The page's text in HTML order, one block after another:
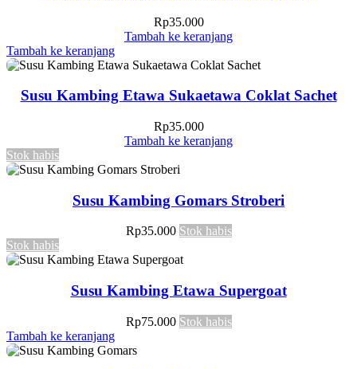
Rp35.000
Tambah ke keranjang
Tambah ke keranjang
Susu Kambing Etawa Sukaetawa Coklat Sachet
Rp35.000
Tambah ke keranjang
Stok habis
Susu Kambing Gomars Stroberi
Rp35.000 Stok habis
Stok habis
Susu Kambing Etawa Supergoat
Rp75.000 Stok habis
Tambah ke keranjang